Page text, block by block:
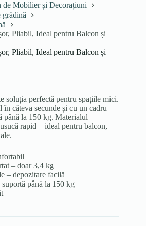
de Mobilier și Decorațiuni
Pliabil, Ideal pentru Balcon și
Pliabil, Ideal pentru Balcon și
soluția perfectă pentru spațiile mici.
câteva secunde și cu un cadru
până la 150 kg. Materialul
rapid – ideal pentru balcon,
– doar 3,4 kg
– depozitare facilă
până la 150 kg